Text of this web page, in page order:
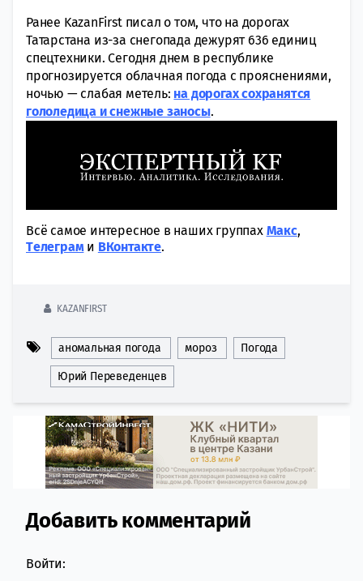
Ранее KazanFirst писал о том, что на дорогах
Татарстана из-за снегопада дежурят 636 единиц
спецтехники. Сегодня днем в республике
прогнозируется облачная погода с прояснениями,
ночью — слабая метель: на дорогах сохранятся
гололедица и снежные заносы.
Всё самое интересное в наших группах Макс,
Tелеграми ВКонтакте.
KAZANFIRST
аномальная погода мороз Погода
Юрий Переведенцев
Comment section
Добавить комментарий
Войти: